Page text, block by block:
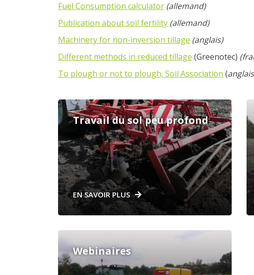
Fuel Consumption calculator (allemand)
Publication about soil fertility (allemand)
Machinery for non-inversion tillage (anglais)
Different methods in reduced tillage (Greenotec)
To plough or not to plough, Soil Association (anglais
Travail du sol peu profond
EN SAVOIR PLUS
Webinaires